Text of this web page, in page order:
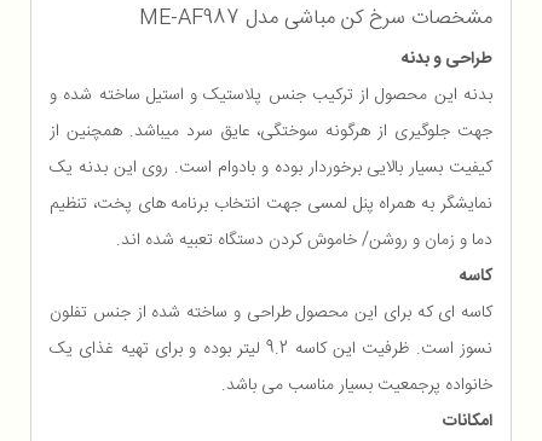
مشخصات سرخ کن مباشی مدل ME-AF987
طراحی و بدنه
بدنه این محصول از ترکیب جنس پلاستیک و استیل ساخته شده و
جهت جلوگیری از هرگونه سوختگی، عایق سرد میباشد. همچنین از
کیفیت بسیار بالایی برخوردار بوده و بادوام است. روی این بدنه یک
نمایشگر به همراه پنل لمسی جهت انتخاب برنامه های ‌پخت، تنظیم
دما و زمان و روشن/ خاموش کردن دستگاه تعبیه شده اند.
کاسه
کاسه ای که برای این محصول طراحی و ساخته شده از جنس تفلون
نسوز است. ظرفیت این کاسه 9.2 لیتر بوده و برای تهیه غذای یک
خانواده پرجمعیت بسیار مناسب می باشد.
امکانات